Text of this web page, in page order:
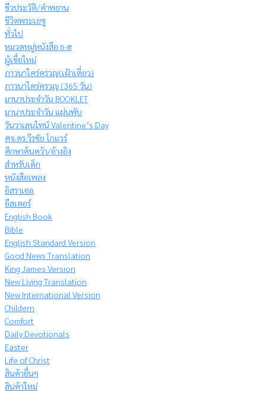
ชีวประวัติ/คำพยาน
ชีวิตพระเยซู
ทั่วไป
หมวดหมู่หนังสือ ธ-ฮ
ผู้เชื่อใหม่
ภาวนาใคร่ครวญ(เฝ้าเดี่ยว)
ภาวนาใคร่ครวญ (365 วัน)
มานาประจำวัน BOOKLET
มานาประจำวัน แผ่นพับ
วันวาเลนไทน์ Valentine’s Day
ศจ.ดร.วีรชัย โกแวร์
ศึกษาค้นคว้า/อ้างอิง
สำหรับเด็ก
หนังสือเพลง
อิสราเอล
อีสเตอร์
English Book
Bible
English Standard Version
Good News Translation
King James Version
New Living Translation
New International Version
Childern
Comfort
Daily Devotionals
Easter
Life of Christ
สินค้าอื่นๆ
สินค้าใหม่